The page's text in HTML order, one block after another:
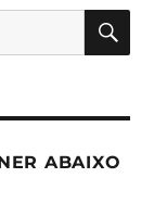
ABAIXO